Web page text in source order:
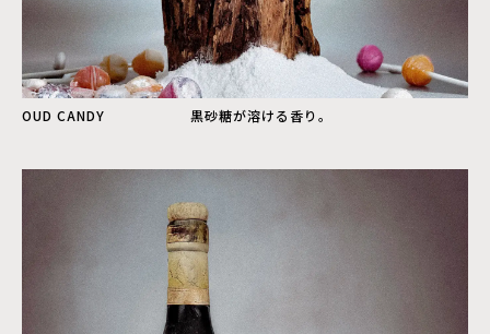
OUD CANDY 黒砂糖が溶ける香り。